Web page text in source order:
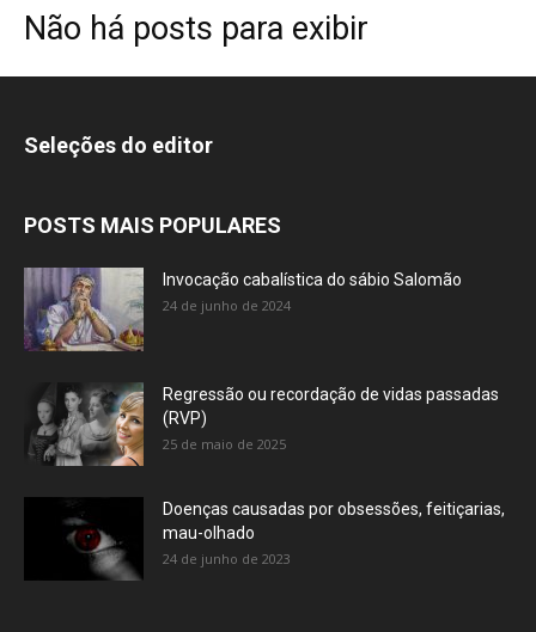
Não há posts para exibir
Seleções do editor
POSTS MAIS POPULARES
Invocação cabalística do sábio Salomão
24 de junho de 2024
Regressão ou recordação de vidas passadas
(RVP)
25 de maio de 2025
Doenças causadas por obsessões, feitiçarias,
mau-olhado
24 de junho de 2023